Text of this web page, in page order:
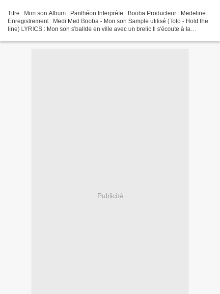
Titre : Mon son Album : Panthéon Interprète : Booba Producteur : Medeline
Enregistrement : Medi Med Booba - Mon son Sample utilisé (Toto - Hold the
line) LYRICS : Mon son s'ballde en ville avec un brelic Il s'écoute à la
Publicité